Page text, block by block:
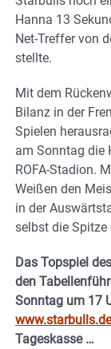
Hanna 13
Net-Treffer von
stellte.
Mit dem
Bilanz in der
Spielen
am Sonntag die
ROFA-Stadion.
Weißen den
in der
selbst die Spitze
Das Topspiel
den
Sonntag um 17
Tageskasse …